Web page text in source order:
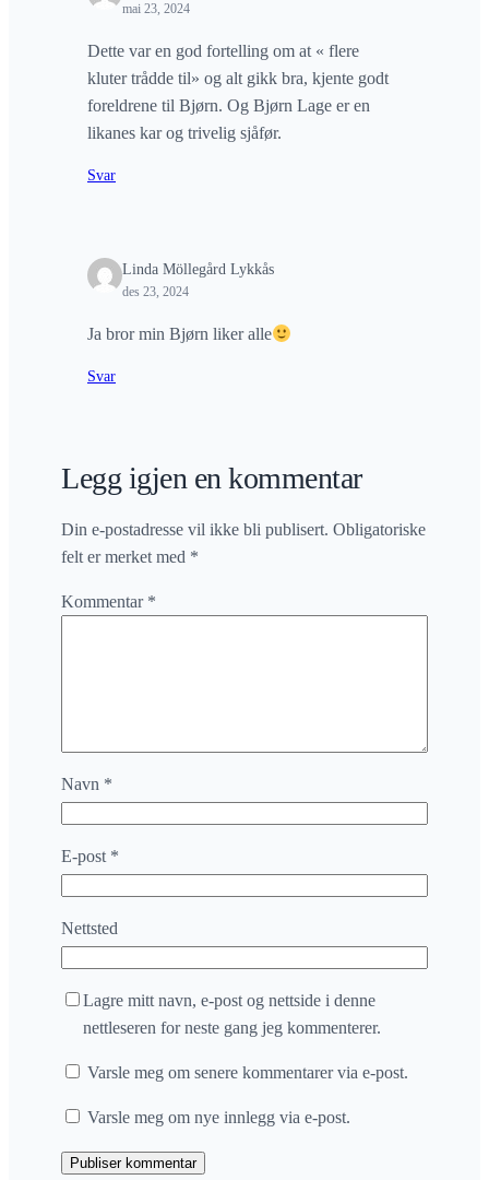
mai 23, 2024
Dette var en god fortelling om at « flere
kluter trådde til» og alt gikk bra, kjente godt
foreldrene til Bjørn. Og Bjørn Lage er en
likanes kar og trivelig sjåfør.
Svar
Linda Möllegård Lykkås
des 23, 2024
Ja bror min Bjørn liker alle
Svar
Legg igjen en kommentar
Din e-postadresse vil ikke bli publisert. Obligatoriske
felt er merket med *
Kommentar *
Navn *
E-post *
Nettsted
Lagre mitt navn, e-post og nettside i denne
nettleseren for neste gang jeg kommenterer.
Varsle meg om senere kommentarer via e-post.
Varsle meg om nye innlegg via e-post.